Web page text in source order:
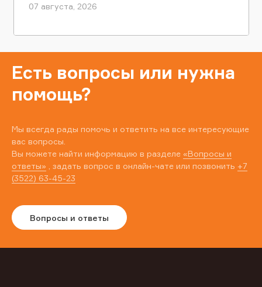
07 августа, 2026
Есть вопросы или нужна
помощь?
Мы всегда рады помочь и ответить на все интересующие
вас вопросы.
Вы можете найти информацию в разделе «Вопросы и
ответы» , задать вопрос в онлайн-чате или позвонить +7
(3522) 63-45-23
Вопросы и ответы